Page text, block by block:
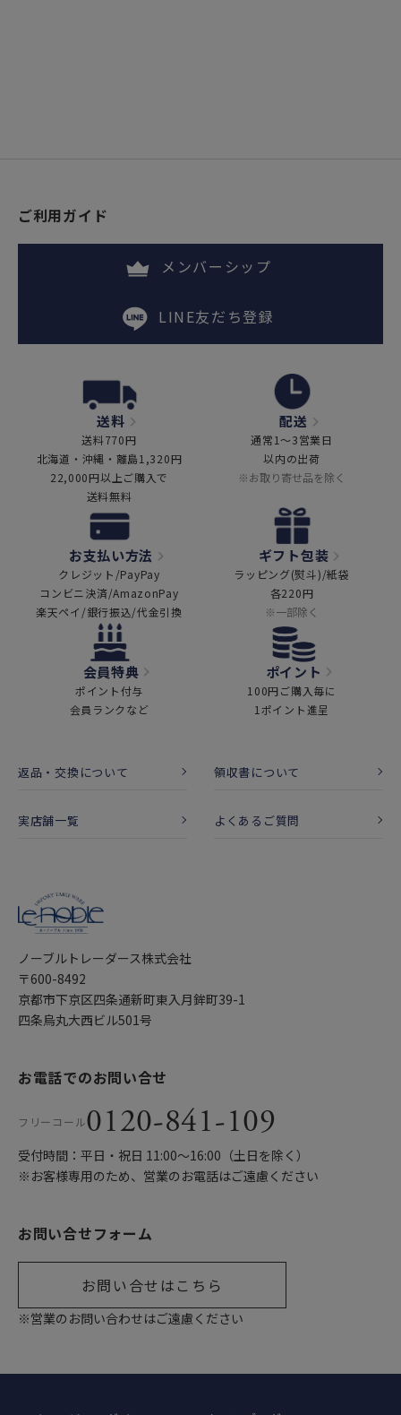
ご利用ガイド
メンバーシップ
LINE友だち登録
送料
送料770円
北海道・沖縄・離島1,320円
22,000円以上ご購入で
送料無料
配送
通常1～3営業日
以内の出荷
※お取り寄せ品を除く
お支払い方法
クレジット/PayPay
コンビニ決済/AmazonPay
楽天ペイ/銀行振込/代金引換
ギフト包装
ラッピング(熨斗)/紙袋
各220円
※一部除く
会員特典
ポイント付与
会員ランクなど
ポイント
100円ご購入毎に
1ポイント進呈
返品・交換について 領収書について
実店舗一覧 よくあるご質問
ノーブルトレーダース株式会社
〒600-8492
京都市下京区四条通新町東入月鉾町39-1
四条烏丸大西ビル501号
お電話でのお問い合せ
フリーコール0120-841-109
受付時間：平日・祝日 11:00〜16:00（土日を除く）
※お客様専用のため、営業のお電話はご遠慮ください
お問い合せフォーム
お問い合せはこちら
※営業のお問い合わせはご遠慮ください